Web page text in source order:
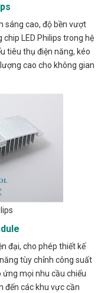
sáng cao, độ bền vượt
LED Philips trong hệ
tiêu thụ điện năng, kéo
cao cho không gian
đại, cho phép thiết kế
tùy chỉnh công suất
ứng mọi nhu cầu chiếu
đến các khu vực cần